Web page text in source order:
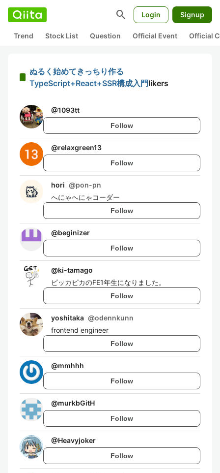
search Login Signup
Trend Stock List Question Official Event Official
ぬるく始めてきっちり作る
TypeScript+React+SSR構成入門likers
@1093tt
Follow
@relaxgreen13
Follow
hori @pon-pn
へにゃへにゃコーダー
Follow
@beginizer
Follow
@ki-tamago
ピッカピカのFE1年生になりました。
Follow
yoshitaka @odennkunn
frontend engineer
Follow
@mmhhh
Follow
@murkbGitH
Follow
@Heavyjoker
Follow